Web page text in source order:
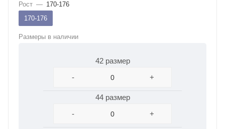
Рост — 170-176
170-176
Размеры в наличии
42 размер
-
+
44 размер
-
+